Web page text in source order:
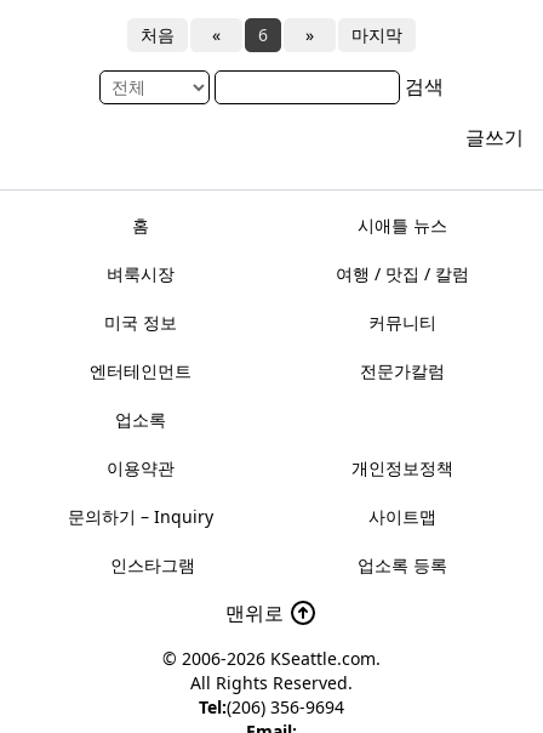
처음 « 6 » 마지막
검색
글쓰기
홈 시애틀 뉴스
벼룩시장 여행 / 맛집 / 칼럼
미국 정보 커뮤니티
엔터테인먼트 전문가칼럼
업소록
이용약관 개인정보정책
문의하기 – Inquiry 사이트맵
인스타그램 업소록 등록
맨위로
© 2006-2026 KSeattle.com.
All Rights Reserved.
Tel:(206) 356-9694